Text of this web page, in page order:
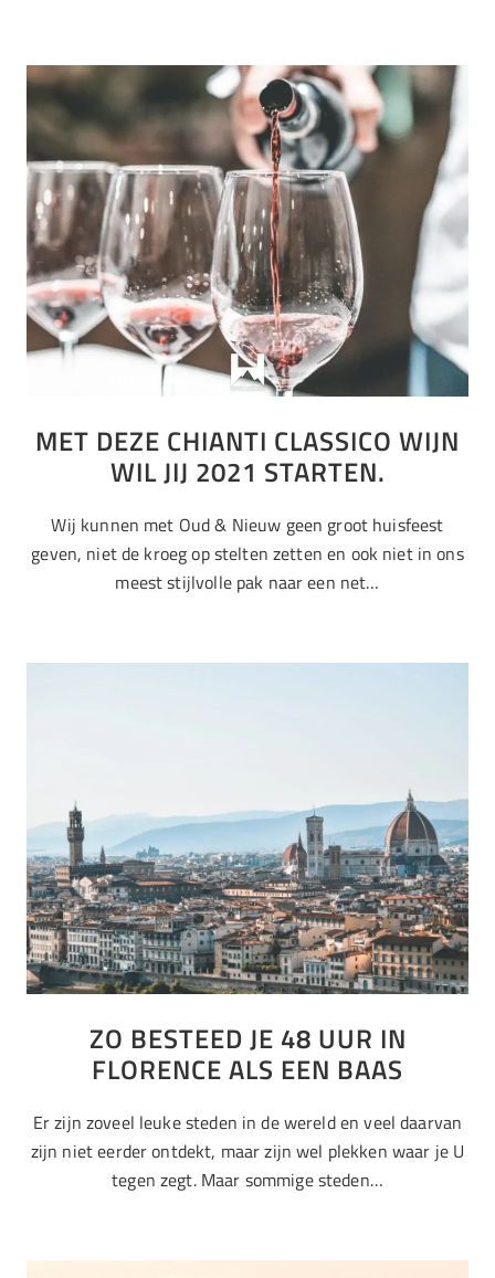
MET DEZE CHIANTI CLASSICO WIJN
WIL JIJ 2021 STARTEN.
Wij kunnen met Oud & Nieuw geen groot huisfeest
geven, niet de kroeg op stelten zetten en ook niet in ons
meest stijlvolle pak naar een net…
ZO BESTEED JE 48 UUR IN
FLORENCE ALS EEN BAAS
Er zijn zoveel leuke steden in de wereld en veel daarvan
zijn niet eerder ontdekt, maar zijn wel plekken waar je U
tegen zegt. Maar sommige steden…